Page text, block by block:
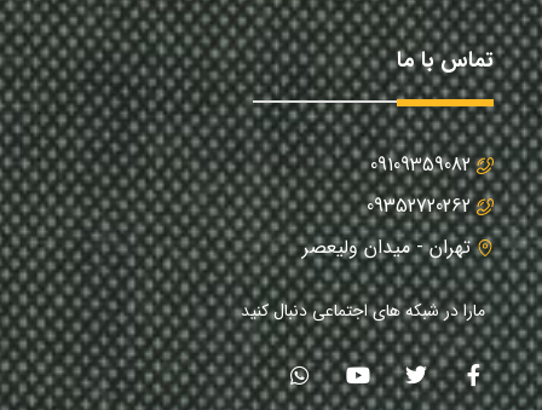
تماس با ما
09109359082
09352720262
تهران - میدان ولیعصر
مارا در شبکه های اجتماعی دنبال کنید